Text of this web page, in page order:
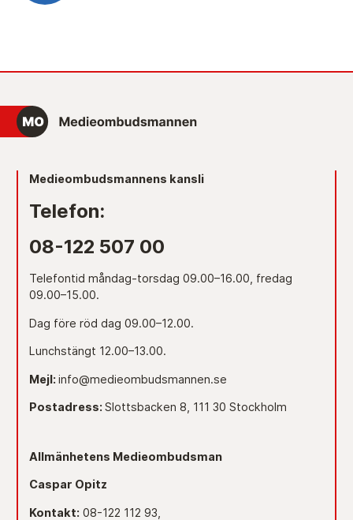
Medieombudsmannens kansli
Telefon:
08-122 507 00
Telefontid måndag-torsdag 09.00–16.00, fredag
09.00–15.00.
Dag före röd dag 09.00–12.00.
Lunchstängt 12.00–13.00.
Mejl: info@medieombudsmannen.se
Postadress: Slottsbacken 8, 111 30 Stockholm
Allmänhetens Medieombudsman
Caspar Opitz
Kontakt: 08-122 112 93,